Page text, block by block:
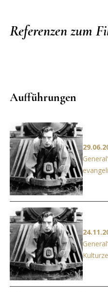
Referenzen zum
Aufführungen